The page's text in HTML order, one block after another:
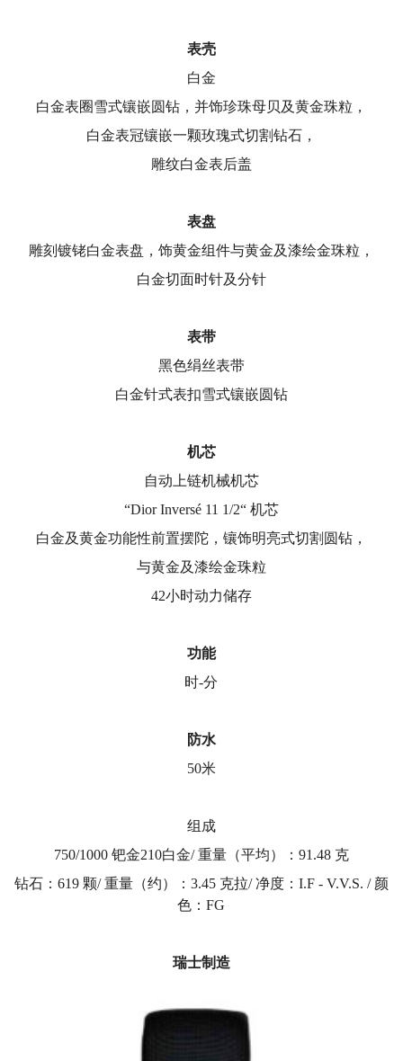
表壳
白金
白金表圈雪式镶嵌圆钻，并饰珍珠母贝及黄金珠粒，
白金表冠镶嵌一颗玫瑰式切割钻石，
雕纹白金表后盖
表盘
雕刻镀铑白金表盘，饰黄金组件与黄金及漆绘金珠粒，
白金切面时针及分针
表带
黑色绢丝表带
白金针式表扣雪式镶嵌圆钻
机芯
自动上链机械机芯
“Dior Inversé 11 1/2“ 机芯
白金及黄金功能性前置摆陀，镶饰明亮式切割圆钻，
与黄金及漆绘金珠粒
42小时动力储存
功能
时-分
防水
50米
组成
750/1000 钯金210白金/ 重量（平均）：91.48 克
钻石：619 颗/ 重量（约）：3.45 克拉/ 净度：I.F - V.V.S. / 颜
色：FG
瑞士制造